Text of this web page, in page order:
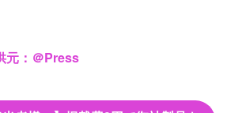
元：＠Press